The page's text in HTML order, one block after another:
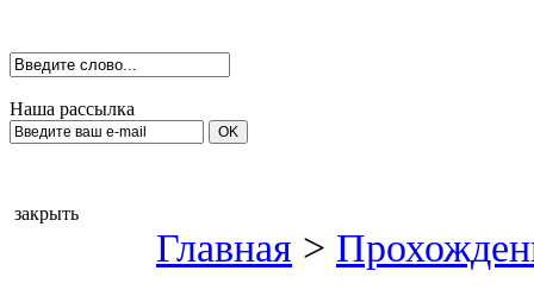
Наша рассылка
закрыть
Главная >